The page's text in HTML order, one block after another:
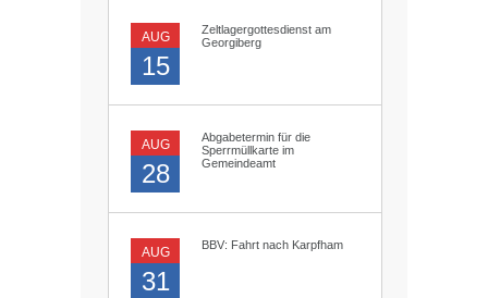
AUG
15
Zeltlagergottesdienst am
Georgiberg
AUG
28
Abgabetermin für die
Sperrmüllkarte im
Gemeindeamt
AUG
31
BBV: Fahrt nach Karpfham